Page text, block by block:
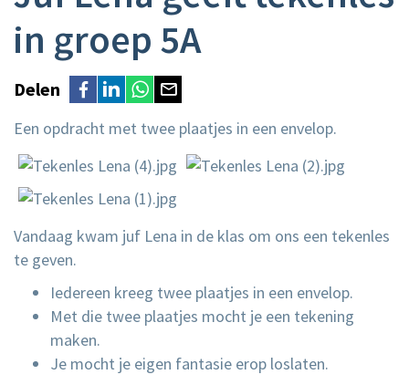
in groep 5A
Delen
Een opdracht met twee plaatjes in een envelop.
Vandaag kwam juf Lena in de klas om ons een tekenles
te geven.
Iedereen kreeg twee plaatjes in een envelop.
Met die twee plaatjes mocht je een tekening
maken.
Je mocht je eigen fantasie erop loslaten.